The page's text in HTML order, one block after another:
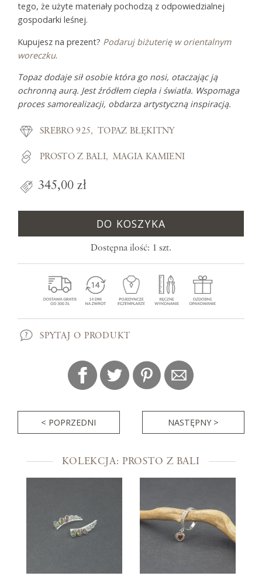
tego, że użyte materiały pochodzą z odpowiedzialnej
gospodarki leśnej.
Kupujesz na prezent? Podaruj biżuterię w orientalnym
woreczku.
Topaz dodaje sił osobie która go nosi, otaczając ją
ochronną aurą. Jest źródłem ciepła i światła. Wspomaga
proces samorealizacji, obdarza artystyczną inspiracją.
SREBRO 925 TOPAZ BŁĘKITNY
PROSTO Z BALI MAGIA KAMIENI
345,00 zł
DO KOSZYKA
Dostępna ilość: 1 szt.
SPYTAJ O PRODUKT
< POPRZEDNI NASTĘPNY >
KOLEKCJA: PROSTO Z BALI